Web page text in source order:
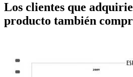
Los clientes que
producto también